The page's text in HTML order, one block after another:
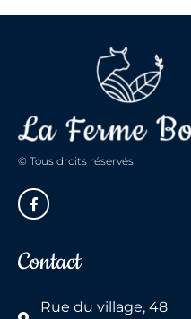
© Tous droits réservés
Contact
Rue du village, 48